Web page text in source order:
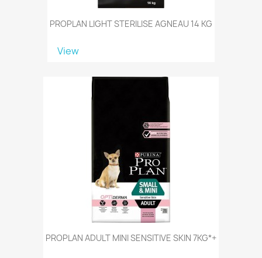
PROPLAN LIGHT STERILISE AGNEAU 14 KG
View
PROPLAN ADULT MINI SENSITIVE SKIN 7KG*+